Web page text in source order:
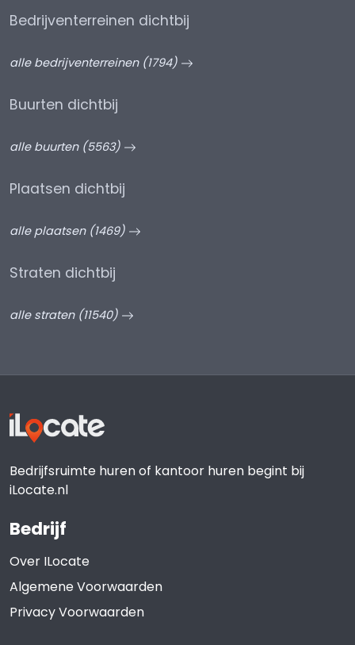
Bedrijventerreinen dichtbij
alle bedrijventerreinen (1794)
Buurten dichtbij
alle buurten (5563)
Plaatsen dichtbij
alle plaatsen (1469)
Straten dichtbij
alle straten (11540)
Bedrijfsruimte huren of kantoor huren begint bij
iLocate.nl
Bedrijf
Over ILocate
Algemene Voorwaarden
Privacy Voorwaarden